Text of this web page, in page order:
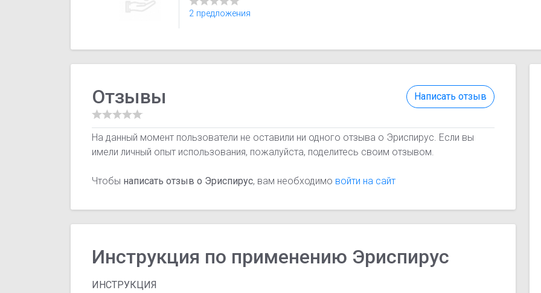
2 предложения
Написать отзыв
Отзывы
На данный момент пользователи не оставили ни одного отзыва о Эриспирус. Если вы
имели личный опыт использования, пожалуйста, поделитесь своим отзывом.
Чтобы написать отзыв о Эриспирус, вам необходимо войти на сайт
Инструкция по применению Эриспирус
ИНСТРУКЦИЯ